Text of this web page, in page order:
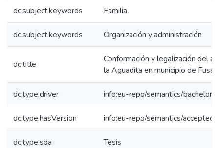
dc.subject.keywords Familia
dc.subject.keywords Organización y administración
dc.title
Conformación y legalización del
la Aguadita en municipio de
dc.type.driver info:eu-repo/semantics/
dc.type.hasVersion info:eu-repo/semantics/
dc.type.spa Tesis